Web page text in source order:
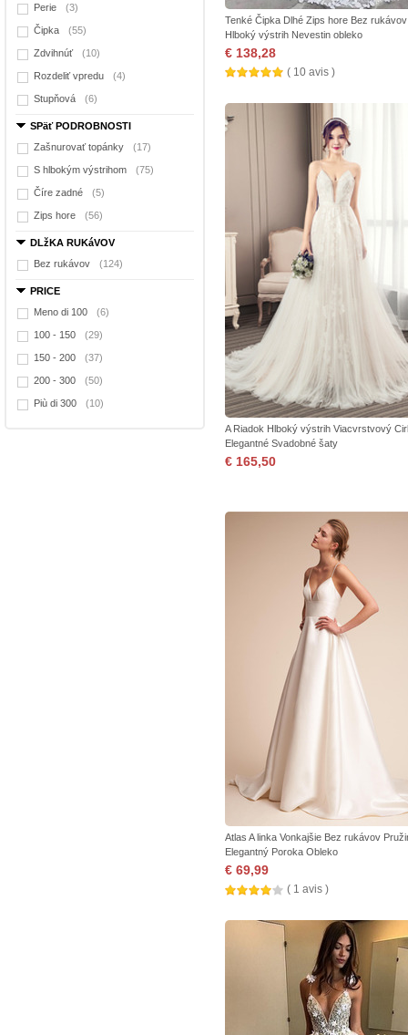
Perie (3)
Čipka (55)
Zdvihnúť (10)
Rozdeliť vpredu (4)
Stupňová (6)
SPäť PODROBNOSTI
Zašnurovať topánky
(17)
S hlbokým výstrihom (75)
Číre zadné (5)
Zips hore (56)
DLžKA RUKáVOV
Bez rukávov
(124)
PRICE
Meno di 100
(6)
100 - 150 (29)
150 - 200 (37)
200 - 300 (50)
Più di 300 (10)
Tenké Čipka Dlhé Zips hore Bez rukávov
Hlboký výstrih Nevestin obleko
€ 138,28
( 10 avis )
A Riadok Hlboký výstrih Viacvrstvový
Elegantné Svadobné šaty
€ 165,50
Atlas A linka Vonkajšie Bez rukávov
Elegantný Poroka Obleko
€ 69,99
( 1 avis )